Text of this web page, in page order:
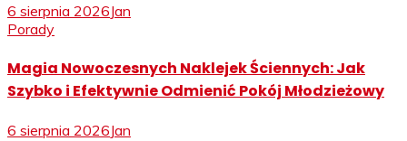
6 sierpnia 2026Jan
Porady
Magia Nowoczesnych Naklejek Ściennych: Jak
Szybko i Efektywnie Odmienić Pokój Młodzieżowy
6 sierpnia 2026Jan